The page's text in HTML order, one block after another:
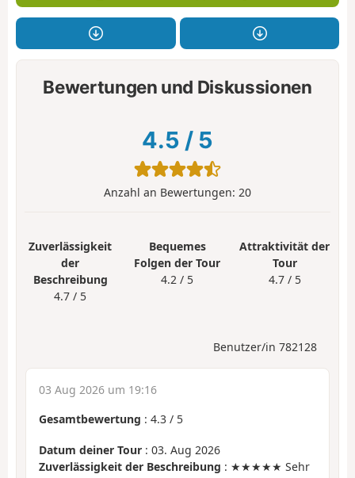
Bewertungen und Diskussionen
4.5 / 5
Anzahl an Bewertungen: 20
Zuverlässigkeit
der
Beschreibung
4.7 / 5
Bequemes
Folgen der Tour
4.2 / 5
Attraktivität der
Tour
4.7 / 5
Benutzer/in 782128
03 Aug 2026 um 19:16
Gesamtbewertung : 4.3 / 5
Datum deiner Tour : 03. Aug 2026
Zuverlässigkeit der Beschreibung : ★★★★★ Sehr